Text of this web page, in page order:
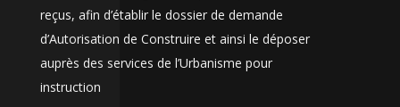
reçus, afin d’établir le dossier de demande
d’Autorisation de Construire et ainsi le déposer
auprès des services de l’Urbanisme pour
instruction